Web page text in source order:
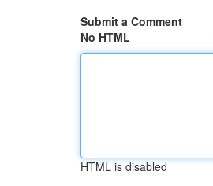
Submit a Comment
No HTML
HTML is disabled